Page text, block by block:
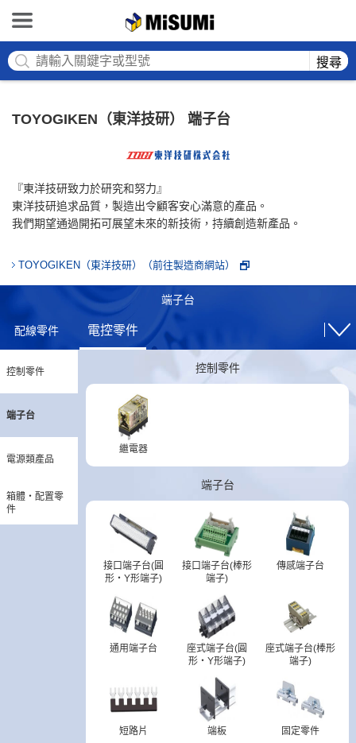
搜尋
TOYOGIKEN（東洋技研） 端子台
『東洋技研致力於研究和努力』
東洋技研追求品質，製造出令顧客安心滿意的產品。
我們期望通過開拓可展望未來的新技術，持續創造新產品。
TOYOGIKEN（東洋技研）（前往製造商網站）
端子台
配線零件 電控零件
控制零件
端子台
電源類產品
箱體・配置零
件
控制零件
繼電器
端子台
接口端子台(圓
形・Y形端子)
接口端子台(棒形
端子)
傳感端子台
通用端子台
座式端子台(圓
形・Y形端子)
座式端子台(棒形
端子)
短路片 端板 固定零件